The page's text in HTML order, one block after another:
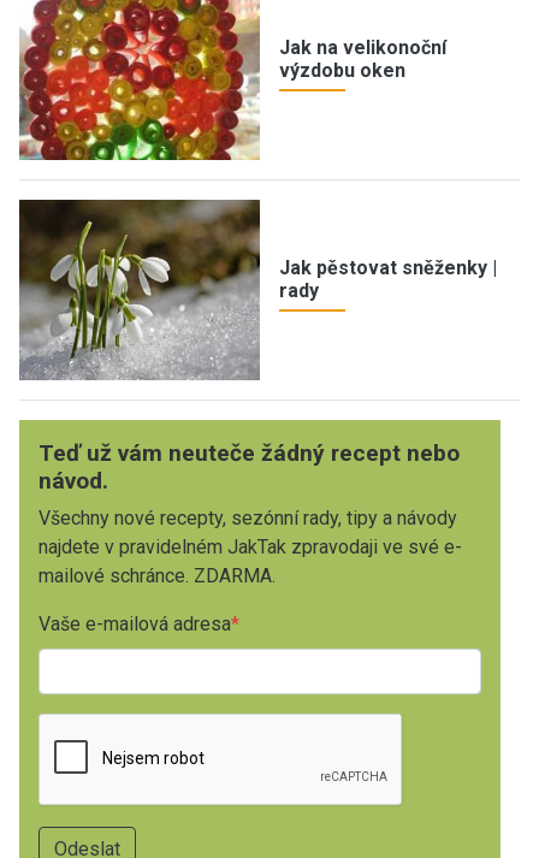
Jak na velikonoční
výzdobu oken
Jak pěstovat sněženky |
rady
Teď už vám neuteče žádný recept nebo
návod.
Všechny nové recepty, sezónní rady, tipy a návody
najdete v pravidelném JakTak zpravodaji ve své e-
mailové schránce. ZDARMA.
Vaše e-mailová adresa